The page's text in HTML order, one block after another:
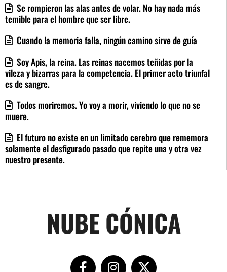
Se rompieron las alas antes de volar. No hay nada más
temible para el hombre que ser libre.
Cuando la memoria falla, ningún camino sirve de guía
Soy Apis, la reina. Las reinas nacemos teñidas por la
vileza y bizarras para la competencia. El primer acto triunfal
es de sangre.
Todos moriremos. Yo voy a morir, viviendo lo que no se
muere.
El futuro no existe en un limitado cerebro que rememora
solamente el desfigurado pasado que repite una y otra vez
nuestro presente.
NUBE CÓNICA